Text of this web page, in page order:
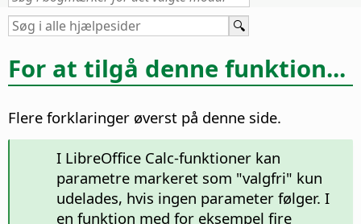
For at tilgå denne funktion...
Flere forklaringer øverst på denne side.
I LibreOffice Calc-funktioner kan
parametre markeret som "valgfri" kun
udelades, hvis ingen parameter følger. I
en funktion med for eksempel fire